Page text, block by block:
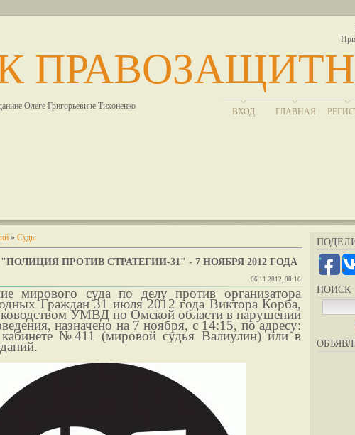
Олеге Григорьевиче Тихоненко
ВХОД ГЛАВНАЯ
ПОИСК
» Суды
ПРОТИВ СТРАТЕГИИ-31" - 7 НОЯБРЯ 2012 ГОДА
06.11.2012, 08:16
мирового суда по делу против организатора
Граждан 31 июля 2012 года Виктора Корба,
УМВД по Омской области в нарушении
назначено на 7 ноября, с 14:15, по адресу:
№411 (мировой судья Валиулин) или в